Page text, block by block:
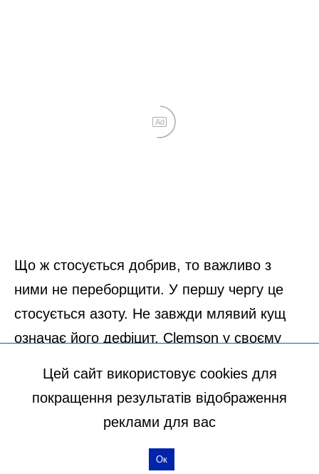
Цей сайт використовує cookies для
покращення результатів відображення
реклами для вас
Ок